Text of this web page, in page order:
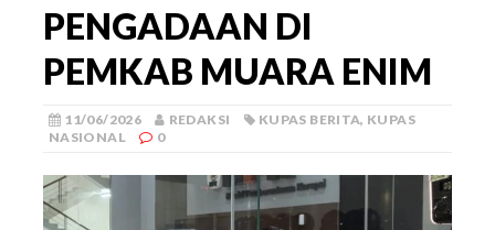
PENGADAAN DI
PEMKAB MUARA ENIM
11/06/2026 REDAKSI KUPAS BERITA, KUPAS
NASIONAL
0